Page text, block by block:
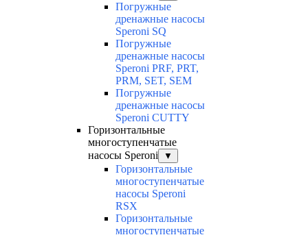
Погружные
дренажные насосы
Speroni SQ
Погружные
дренажные насосы
Speroni PRF, PRT,
PRM, SET, SEM
Погружные
дренажные насосы
Speroni CUTTY
Горизонтальные
многоступенчатые
насосы Speroni
▼
Горизонтальные
многоступенчатые
насосы Speroni
RSX
Горизонтальные
многоступенчатые